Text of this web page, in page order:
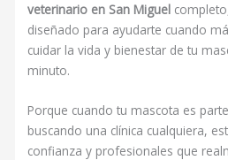
veterinario en San Miguel
diseñado para ayudarte cuando
cuidar la vida y bienestar de tu
minuto.
Porque cuando tu mascota es
buscando una clínica cualquiera,
confianza y profesionales que